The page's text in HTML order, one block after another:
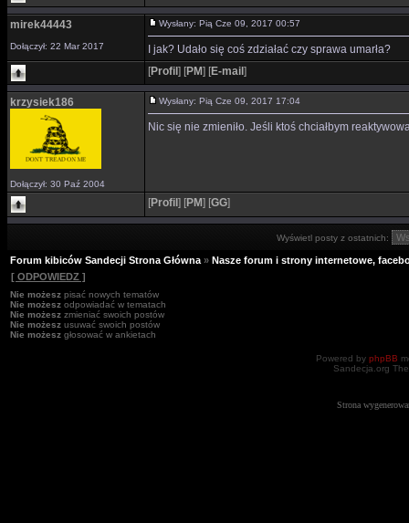
mirek44443
Dołączył: 22 Mar 2017
Wysłany: Pią Cze 09, 2017 00:57
I jak? Udało się coś zdziałać czy sprawa umarła?
[Profil ] [PM] [E-mail ]
krzysiek186
Dołączył: 30 Paź 2004
Wysłany: Pią Cze 09, 2017 17:04
Nic się nie zmieniło. Jeśli ktoś chciałbym
[Profil ] [PM] [GG]
Wyświetl posty z ostatnich:
Forum kibiców Sandecji Strona Główna » Nasze forum i strony internetowe,
[ ODPOWIEDZ ]
Nie możesz pisać nowych tematów
Nie możesz odpowiadać w tematach
Nie możesz zmieniać swoich postów
Nie możesz usuwać swoich postów
Nie możesz głosować w ankietach
Powered by phpBB
Sandecja.org
Strona